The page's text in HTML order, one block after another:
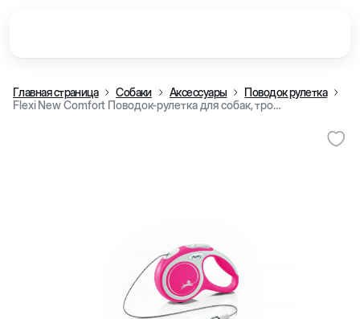
Главная страница Собаки Аксессуары
Поводок рулетка
Flexi New Comfort Поводок-рулетка для собак, тросовый, красный (XS 8 кг, 3 m)